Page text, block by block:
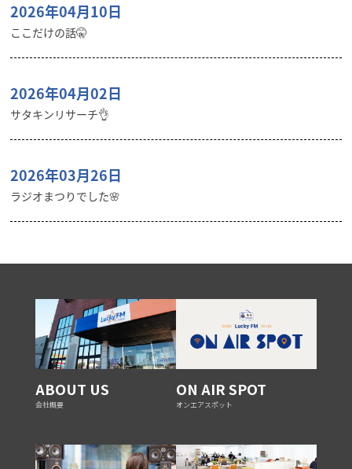
2026年04月10日
ここだけの話🤫
2026年04月02日
サタキンリサーチ👌
2026年03月26日
ラジオまつりでした🌸
ABOUT US
会社概要
ON AIR SPOT
オンエアスポット